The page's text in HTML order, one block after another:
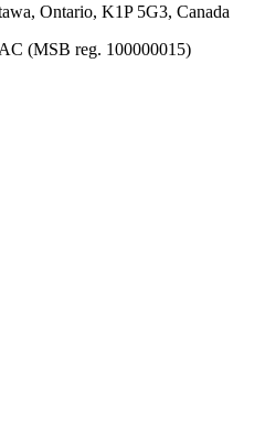
Ontario, K1P 5G3, Canada
(MSB reg. 100000015)